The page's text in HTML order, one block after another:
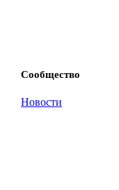
Сообщество
Новости